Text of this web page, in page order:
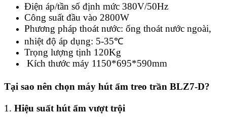
Điện áp/tần số định mức 380V/50Hz
Công suất đầu vào 2800W
Phương pháp thoát nước: ống thoát nước ngoài,
nhiệt độ áp dụng: 5-35℃
Trọng lượng tịnh 120Kg
Kích thước máy 1150*695*590mm
Tại sao nên chọn máy hút ẩm treo trần BLZ7-D?
1. Hiệu suất hút ẩm vượt trội